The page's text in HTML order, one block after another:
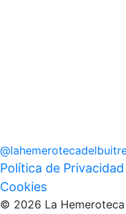
@
Política de Privacidad
Cookies
© 2026 La